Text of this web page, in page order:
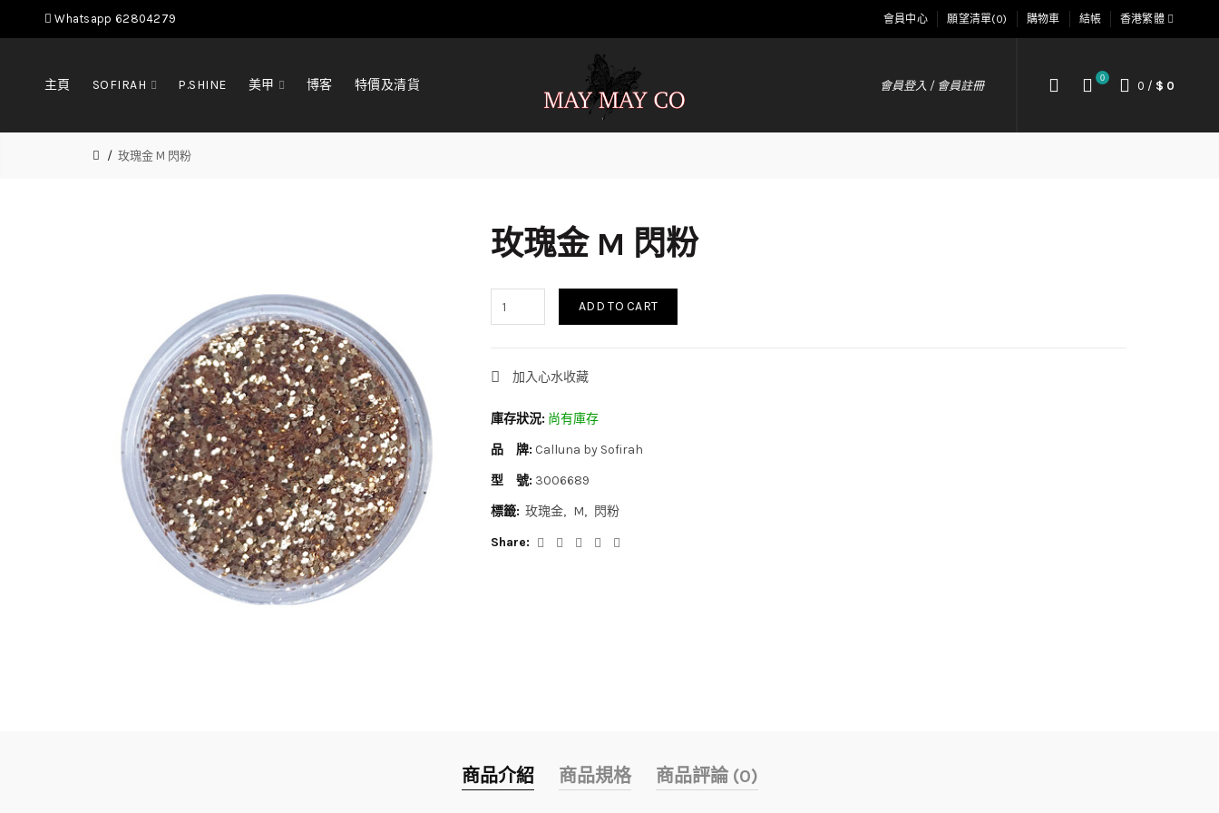
Whatsapp 62804279 會員中心 願望清單(0) 購物車 結帳 香港繁體
主頁 SOFIRAH P.SHINE 美甲 博客 特價及清貨 會員登入 / 會員註冊
0
0 / $ 0
玫瑰金 M 閃粉
玫瑰金 M 閃粉
ADD TO CART
加入心水收藏
庫存狀況: 尚有庫存
品 牌: Calluna by Sofirah
型 號: 3006689
標籤: 玫瑰金 M
閃粉
Share:
商品介紹 商品規格 商品評論 (0)